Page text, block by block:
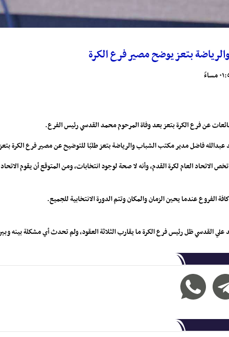
بتعز يوضح مصير فرع الكرة
عن فرع الكرة بتعز بعد وفاة المرحوم محمد القدسي رئيس الفرع.
عبدالله فاضل مدير مكتب الشباب والرياضة بتعز طلبًا للتوضيح عن مصير فرع الكرة
الاتحاد العام لكرة القدم، وأنه لا صحة لوجود انتخابات، ومن المتوقع أن يقوم
الفروع عندما يحين الزمان والمكان وتتم الدورة الانتخابية للجميع.
القدسي ظل رئيس فرع الكرة ما يقارب الثلاثة العقود، ولم تحدث أي مشكلة بينه